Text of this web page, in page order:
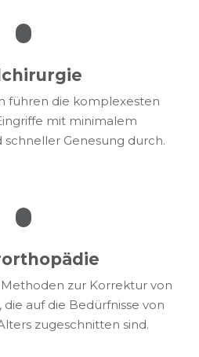
führen die komplexesten
mit minimalem
Genesung durch.
zur Korrektur von
die auf die Bedürfnisse von
zugeschnitten sind.